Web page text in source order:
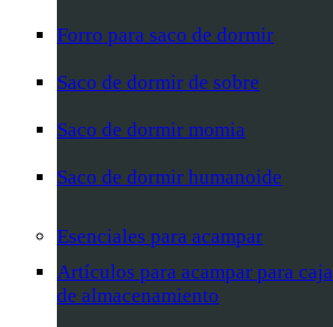
Forro para saco de dormir
Saco de dormir de sobre
Saco de dormir momia
Saco de dormir humanoide
Esenciales para acampar
Artículos para acampar para caja
de almacenamiento